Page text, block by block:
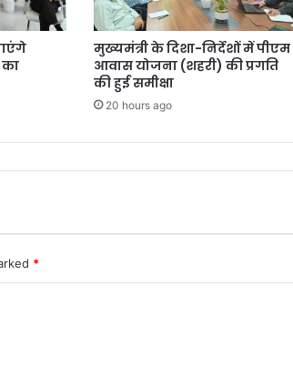
मुख्यमंत्री के दिशा-निर्देशों में पीएम
आवास योजना (शहरी) की प्रगति
की हुई समीक्षा
20 hours ago
*